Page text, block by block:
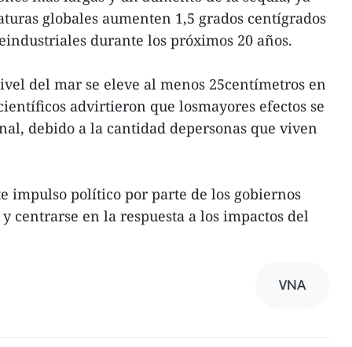
globales aumenten 1,5 grados centígrados
durante los próximos 20 años.
del mar se eleve al menos 25centímetros en
advirtieron que losmayores efectos se
debido a la cantidad depersonas que viven
impulso político por parte de los gobiernos
centrarse en la respuesta a los impactos del
VNA